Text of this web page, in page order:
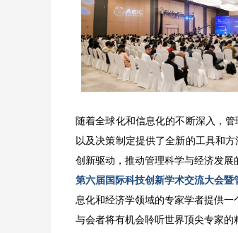
随着全球化和信息化的不断深入，
以及决策制定提供了全新的工具和
创新驱动，推动管理科学与经济发展
第六届国际科技创新学术交流大会暨
息化和经济学领域的专家学者提供
与会者将有机会聆听世界顶尖专家